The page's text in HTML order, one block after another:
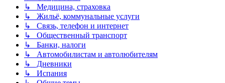
↳ Медицина, страховка
↳ Жильё, коммунальные услуги
↳ Связь, телефон и интернет
↳ Общественный транспорт
↳ Банки, налоги
↳ Автомобилистам и автолюбителям
↳ Дневники
↳ Испания